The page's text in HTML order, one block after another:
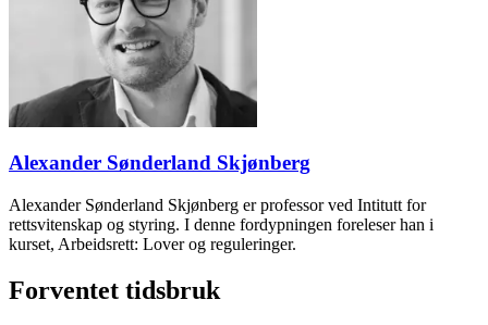
Alexander Sønderland Skjønberg
Alexander Sønderland Skjønberg er professor ved Intitutt for
rettsvitenskap og styring. I denne fordypningen foreleser han i
kurset, Arbeidsrett: Lover og reguleringer.
Forventet tidsbruk